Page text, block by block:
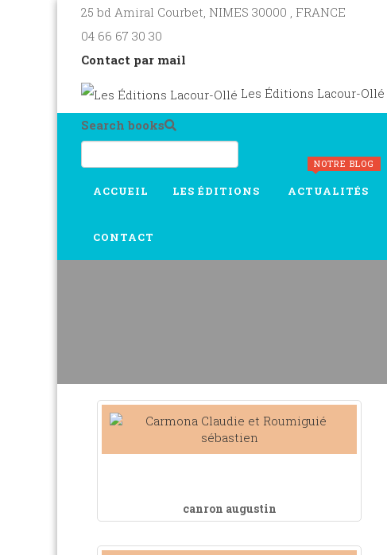
25 bd Amiral Courbet, NIMES 30000 , FRANCE
04 66 67 30 30
Contact par mail
Les Éditions Lacour-Ollé
Search books
ACCUEIL LES ÉDITIONS ACTUALITÉS
NOTRE BLOG
CONTACT
canron augustin